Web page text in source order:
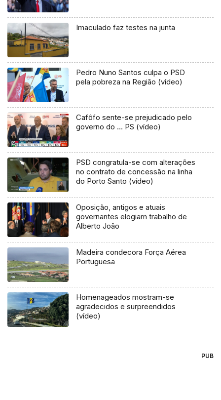
Imaculado faz testes na junta
Pedro Nuno Santos culpa o PSD
pela pobreza na Região (vídeo)
Cafôfo sente-se prejudicado pelo
governo do … PS (vídeo)
PSD congratula-se com alterações
no contrato de concessão na linha
do Porto Santo (vídeo)
Oposição, antigos e atuais
governantes elogiam trabalho de
Alberto João
Madeira condecora Força Aérea
Portuguesa
Homenageados mostram-se
agradecidos e surpreendidos
(vídeo)
PUB